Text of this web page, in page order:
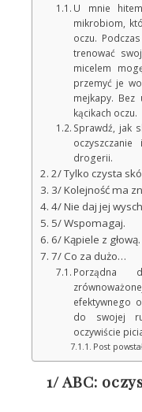
U mnie
mikrobiom,
oczu.
trenować
micelem
przemyć je
mejkapy. Bez
kącikach oczu.
Sprawdź, jak
drogerii.
2/ Tylko czysta
3/ Kolejność ma
4/ Nie daj jej
5/ Wspomagaj.
6/ Kąpiele z głową.
7/ Co za dużo…
Porządna
efektywnego
do swojej
oczywiście
Post
1/ ABC: